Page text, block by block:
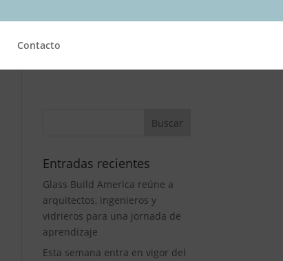
Contacto
Entradas recientes
Glass Build America reúne a
arquitectos, ingenieros y
vidrieros para una jornada de
aprendizaje
Esta semana entra en vigor del